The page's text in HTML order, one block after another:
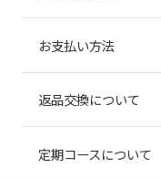
お支払い方法
返品交換について
定期コースについて